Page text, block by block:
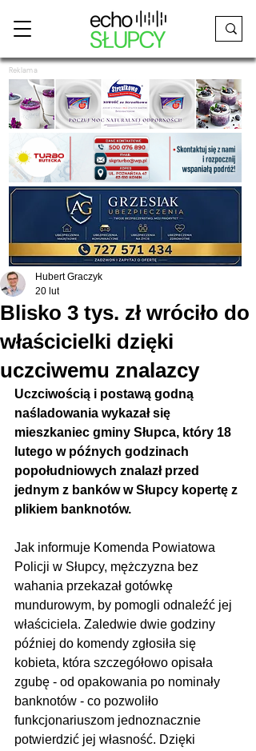
Reklama
Blisko 3 tys. zł wróciło do
właścicielki dzięki
uczciwemu znalazcy
Hubert Graczyk
20 lut
Uczciwością i postawą godną
naśladowania wykazał się
mieszkaniec gminy Słupca, który 18
lutego w późnych godzinach
popołudniowych znalazł przed
jednym z banków w Słupcy kopertę z
plikiem banknotów.
Jak informuje Komenda Powiatowa
Policji w Słupcy, mężczyzna bez
wahania przekazał gotówkę
mundurowym, by pomogli odnaleźć jej
właściciela. Zaledwie dwie godziny
później do komendy zgłosiła się
kobieta, która szczegółowo opisała
zgubę - od opakowania po nominały
banknotów - co pozwoliło
funkcjonariuszom jednoznacznie
potwierdzić jej własność. Dzięki